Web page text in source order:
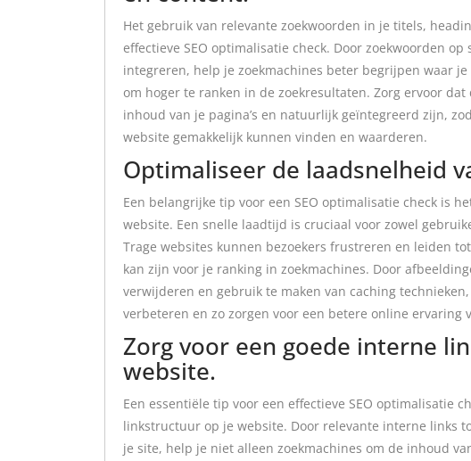
Het gebruik van relevante zoekwoorden in je titels,
effectieve SEO optimalisatie check. Door zoekwoorden
integreren, help je zoekmachines beter begrijpen waar je
om hoger te ranken in de zoekresultaten. Zorg ervoor
inhoud van je pagina’s en natuurlijk geïntegreerd zijn,
website gemakkelijk kunnen vinden en waarderen.
Optimaliseer de laadsnelheid
Een belangrijke tip voor een SEO optimalisatie check is
website. Een snelle laadtijd is cruciaal voor zowel
Trage websites kunnen bezoekers frustreren en leiden
kan zijn voor je ranking in zoekmachines. Door
verwijderen en gebruik te maken van caching
verbeteren en zo zorgen voor een betere online ervaring
Zorg voor een goede interne
website.
Een essentiële tip voor een effectieve SEO optimalisatie
linkstructuur op je website. Door relevante interne links
je site, help je niet alleen zoekmachines om de inhoud